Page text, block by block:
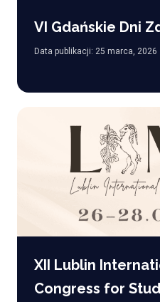
VI Gdańskie Dni
Data publikacji: 25 marca, 2026
XII Lublin
Congress for